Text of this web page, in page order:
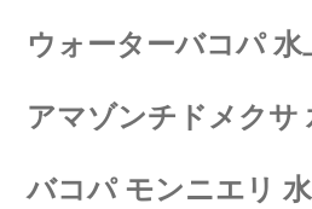
ウォーターバコパ 水
アマゾンチドメクサ
バコパ モンニエリ